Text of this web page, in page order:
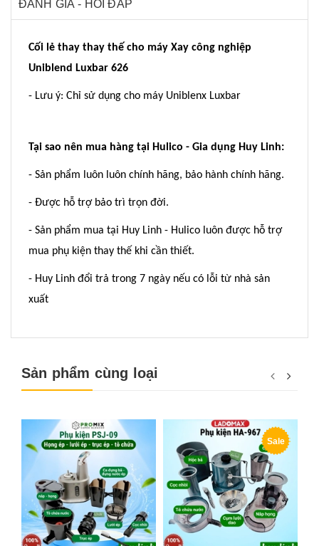
ĐÁNH GIÁ - HỎI ĐÁP
Cối lẻ thay thay thế cho máy Xay công nghiệp
Uniblend Luxbar 626
- Lưu ý: Chỉ sử dụng cho máy Uniblenx Luxbar
Tại sao nên mua hàng tại Hulico - Gia dụng Huy Linh:
- Sản phẩm luôn luôn chính hãng, bảo hành chính hãng.
- Được hỗ trợ bảo trì trọn đời.
- Sản phẩm mua tại Huy Linh - Hulico luôn được hỗ trợ
mua phụ kiện thay thế khi cần thiết.
- Huy Linh đổi trả trong 7 ngày nếu có lỗi từ nhà sản
xuất
Sản phẩm cùng loại
Sale